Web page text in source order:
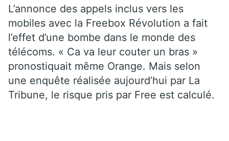
L’annonce des appels inclus vers les
mobiles avec la Freebox Révolution a fait
l’effet d’une bombe dans le monde des
télécoms. « Ca va leur couter un bras »
pronostiquait même Orange. Mais selon
une enquête réalisée aujourd’hui par La
Tribune, le risque pris par Free est calculé.